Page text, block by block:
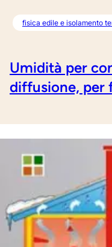
fisica edile e isolamento
Umidità per
diffusione, per